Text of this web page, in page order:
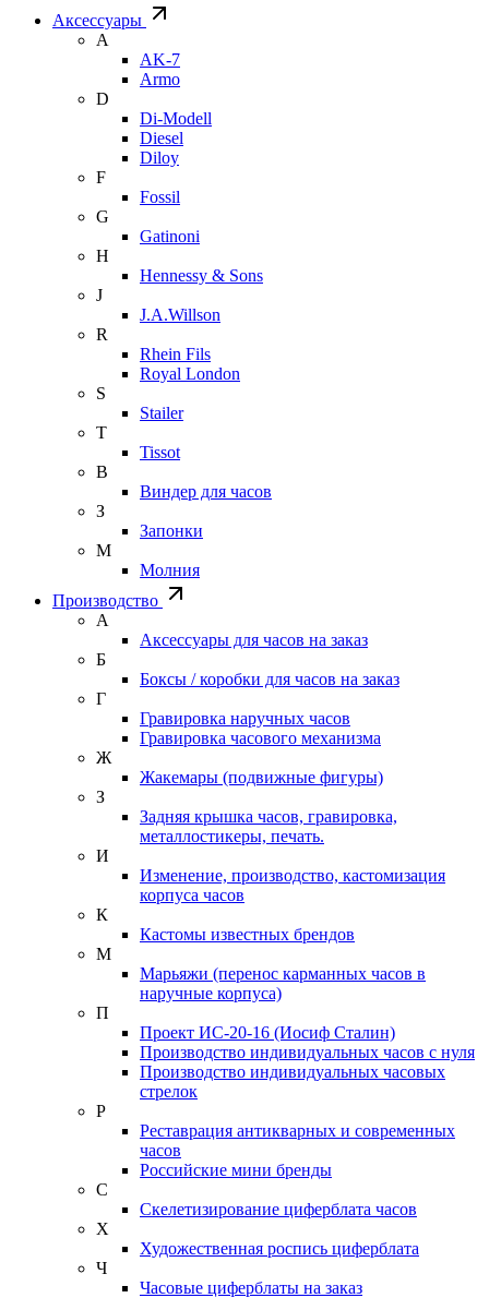
Аксессуары
A
AK-7
Armo
D
Di-Modell
Diesel
Diloy
F
Fossil
G
Gatinoni
H
Hennessy & Sons
J
J.A.Willson
R
Rhein Fils
Royal London
S
Stailer
T
Tissot
В
Виндер для часов
З
Запонки
М
Молния
Производство
А
Аксессуары для часов на заказ
Б
Боксы / коробки для часов на заказ
Г
Гравировка наручных часов
Гравировка часового механизма
Ж
Жакемары (подвижные фигуры)
З
Задняя крышка часов, гравировка,
металлостикеры, печать.
И
Изменение, производство, кастомизация
корпуса часов
К
Кастомы известных брендов
М
Марьяжи (перенос карманных часов в
наручные корпуса)
П
Проект ИС-20-16 (Иосиф Сталин)
Производство индивидуальных часов с нуля
Производство индивидуальных часовых
стрелок
Р
Реставрация антикварных и современных
часов
Российские мини бренды
С
Скелетизирование циферблата часов
Х
Художественная роспись циферблата
Ч
Часовые циферблаты на заказ